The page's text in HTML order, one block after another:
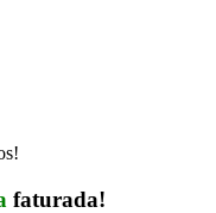
faturada!